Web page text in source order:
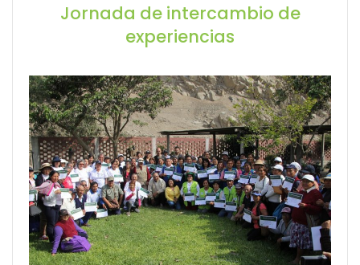
Jornada de intercambio de
experiencias